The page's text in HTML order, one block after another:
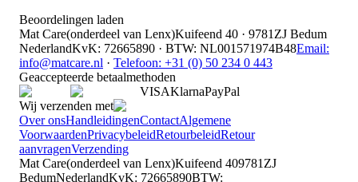
Beoordelingen laden
Mat Care(onderdeel van Lenx)Kuifeend 40 · 9781ZJ Bedum
NederlandKvK: 72665890 · BTW: NL001571974B48Email:
info@matcare.nl · Telefoon: +31 (0) 50 234 0 443
Geaccepteerde betaalmethoden
VISAKlarnaPayPal
Wij verzenden met
Over onsHandleidingenContactAlgemene
VoorwaardenPrivacybeleidRetourbeleidRetour
aanvragenVerzending
Mat Care(onderdeel van Lenx)Kuifeend 409781ZJ
BedumNederlandKvK: 72665890BTW: